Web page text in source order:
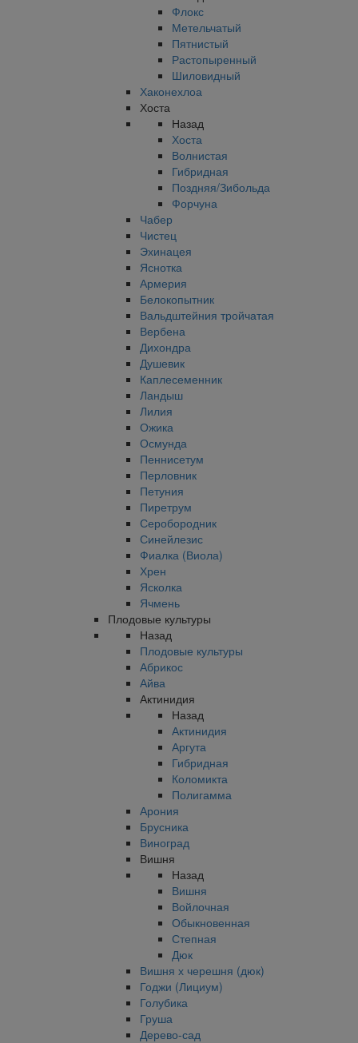
Флокс
Метельчатый
Пятнистый
Растопыренный
Шиловидный
Хаконехлоа
Хоста
Назад
Хоста
Волнистая
Гибридная
Поздняя/Зибольда
Форчуна
Чабер
Чистец
Эхинацея
Яснотка
Армерия
Белокопытник
Вальдштейния тройчатая
Вербена
Дихондра
Душевик
Каплесеменник
Ландыш
Лилия
Ожика
Осмунда
Пеннисетум
Перловник
Петуния
Пиретрум
Серобородник
Синейлезис
Фиалка (Виола)
Хрен
Ясколка
Ячмень
Плодовые культуры
Назад
Плодовые культуры
Абрикос
Айва
Актинидия
Назад
Актинидия
Аргута
Гибридная
Коломикта
Полигамма
Арония
Брусника
Виноград
Вишня
Назад
Вишня
Войлочная
Обыкновенная
Степная
Дюк
Вишня х черешня (дюк)
Годжи (Лициум)
Голубика
Груша
Дерево-сад